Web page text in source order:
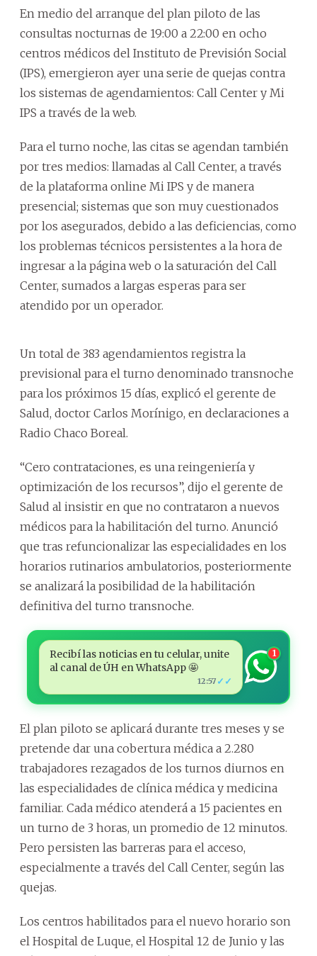
En medio del arranque del plan piloto de las
consultas nocturnas de 19:00 a 22:00 en ocho
centros médicos del Instituto de Previsión Social
(IPS), emergieron ayer una serie de quejas contra
los sistemas de agendamientos: Call Center y Mi
IPS a través de la web.
Para el turno noche, las citas se agendan también
por tres medios: llamadas al Call Center, a través
de la plataforma online Mi IPS y de manera
presencial; sistemas que son muy cuestionados
por los asegurados, debido a las deficiencias, como
los problemas técnicos persistentes a la hora de
ingresar a la página web o la saturación del Call
Center, sumados a largas esperas para ser
atendido por un operador.
Un total de 383 agendamientos registra la
previsional para el turno denominado transnoche
para los próximos 15 días, explicó el gerente de
Salud, doctor Carlos Morínigo, en declaraciones a
Radio Chaco Boreal.
“Cero contrataciones, es una reingeniería y
optimización de los recursos”, dijo el gerente de
Salud al insistir en que no contrataron a nuevos
médicos para la habilitación del turno. Anunció
que tras refuncionalizar las especialidades en los
horarios rutinarios ambulatorios, posteriormente
se analizará la posibilidad de la habilitación
definitiva del turno transnoche.
Recibí las noticias en tu celular, unite
al canal de ÚH en WhatsApp 🤩
12:57 ✓✓
1
El plan piloto se aplicará durante tres meses y se
pretende dar una cobertura médica a 2.280
trabajadores rezagados de los turnos diurnos en
las especialidades de clínica médica y medicina
familiar. Cada médico atenderá a 15 pacientes en
un turno de 3 horas, un promedio de 12 minutos.
Pero persisten las barreras para el acceso,
especialmente a través del Call Center, según las
quejas.
Los centros habilitados para el nuevo horario son
el Hospital de Luque, el Hospital 12 de Junio y las